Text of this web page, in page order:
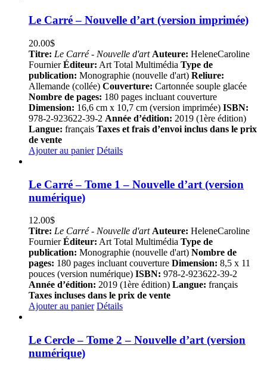
Le Carré – Nouvelle d’art (version imprimée)
20.00$
Titre: Le Carré - Nouvelle d'art Auteure: HeleneCaroline
FournierÉditeur: Art Total Multimédia Type de
publication: Monographie (nouvelle d'art) Reliure:
Allemande (collée) Couverture: Cartonnée souple glacée
Nombre de pages: 180 pages incluant couverture
Dimension: 16,6 cm x 10,7 cm (version imprimée) ISBN:
978-2-923622-39-2 Année d’édition: 2019 (1ère édition)
Langue: français Taxes et frais d’envoi inclus dans le prix
de vente
Ajouter au panier Détails
Le Carré – Tome 1 – Nouvelle d’art (version
numérique)
12.00$
Titre: Le Carré - Nouvelle d'art Auteure: HeleneCaroline
FournierÉditeur: Art Total Multimédia Type de
publication: Monographie (nouvelle d'art) Nombre de
pages: 180 pages incluant couverture Dimension: 8,5 x 11
pouces (version numérique) ISBN: 978-2-923622-39-2
Année d’édition: 2019 (1ère édition) Langue: français
Taxes incluses dans le prix de vente
Ajouter au panier Détails
Le Cercle – Tome 2 – Nouvelle d’art (version
numérique)